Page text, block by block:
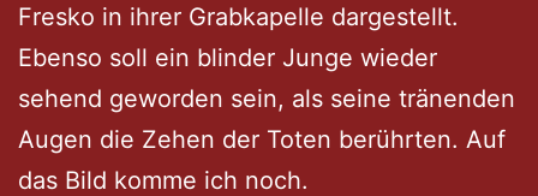
Fresko in ihrer Grabkapelle dargestellt.
Ebenso soll ein blinder Junge wieder
sehend geworden sein, als seine tränenden
Augen die Zehen der Toten berührten. Auf
das Bild komme ich noch.